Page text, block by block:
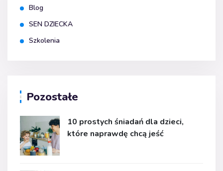
Blog
SEN DZIECKA
Szkolenia
Pozostałe
10 prostych śniadań dla dzieci,
które naprawdę chcą jeść